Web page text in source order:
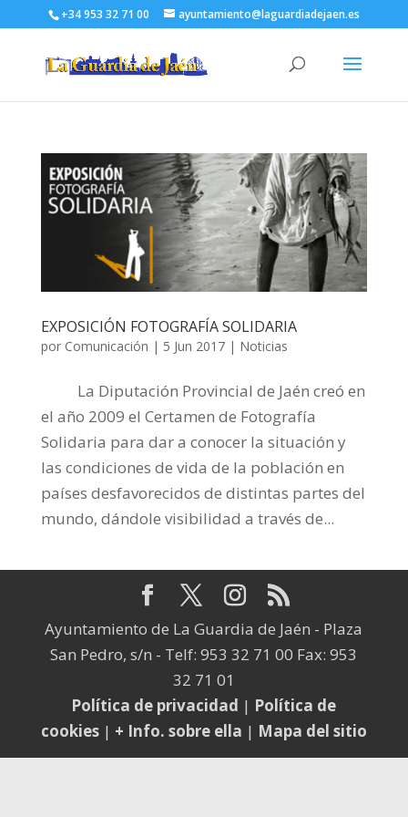
+34 953 32 71 00 ayuntamiento@laguardiadejaen.es
EXPOSICIÓN FOTOGRAFÍA SOLIDARIA
por Comunicación | 5 Jun 2017| Noticias
La Diputación Provincial de Jaén creó en
el año 2009 el Certamen de Fotografía
Solidaria para dar a conocer la situación y
las condiciones de vida de la población en
países desfavorecidos de distintas partes del
mundo, dándole visibilidad a través de...
Ayuntamiento de La Guardia de Jaén - Plaza
San Pedro, s/n - Telf: 953 32 71 00 Fax: 953
32 71 01
Política de privacidad | Política de
cookies| + Info. sobre ella | Mapa del sitio